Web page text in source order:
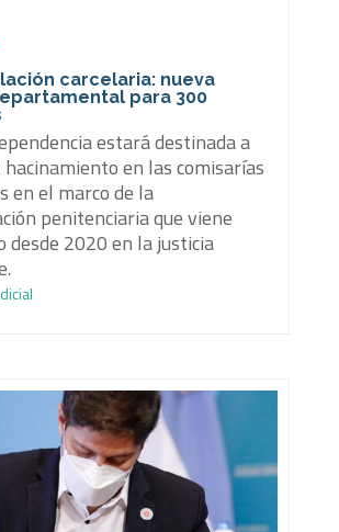
carcelaria: nueva
para 300
estará destinada a
en las comisarías
en el marco de la
penitenciaria que viene
desde 2020 en la justicia